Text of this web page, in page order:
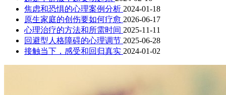
焦虑和恐惧的心理案例分析 2024-01-18
原生家庭的创伤要如何疗愈 2026-06-17
心理治疗的方法和所需时间 2025-11-11
回避型人格障碍的心理调节 2025-06-28
接触当下，感受和回归真实 2024-01-02